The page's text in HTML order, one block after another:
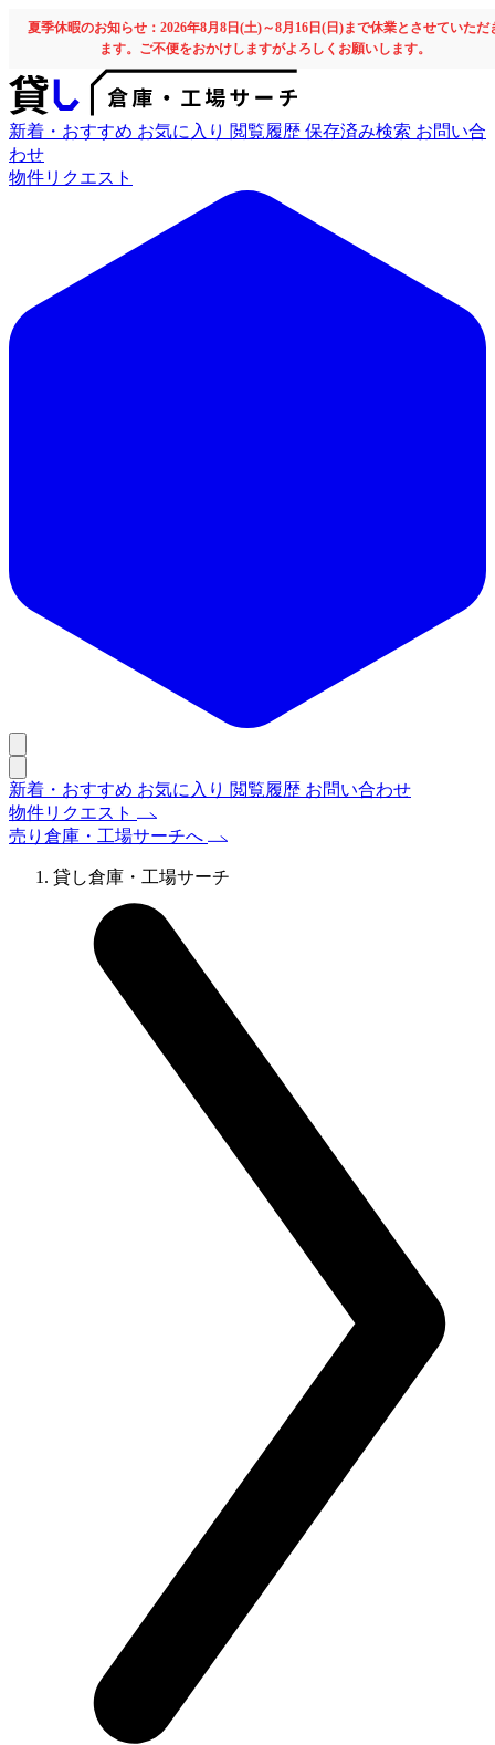
夏季休暇のお知らせ：2026年8月8日(土)～8月16日(日)まで休業とさせていただ
ます。ご不便をおかけしますがよろしくお願いします。
新着・おすすめ お気に入り 閲覧履歴 保存済み検索 お問い合
わせ
物件リクエスト
新着・おすすめ お気に入り 閲覧履歴 お問い合わせ
物件リクエスト
売り倉庫・工場サーチへ
貸し倉庫・工場サーチ